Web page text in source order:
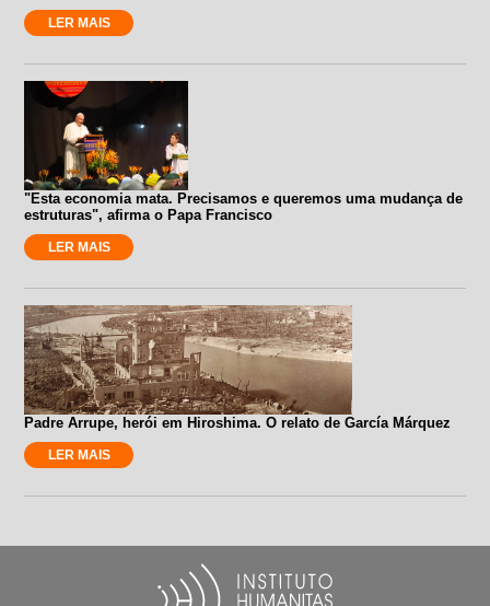
LER MAIS
"Esta economia mata. Precisamos e queremos uma mudança de
estruturas", afirma o Papa Francisco
LER MAIS
Padre Arrupe, herói em Hiroshima. O relato de García Márquez
LER MAIS